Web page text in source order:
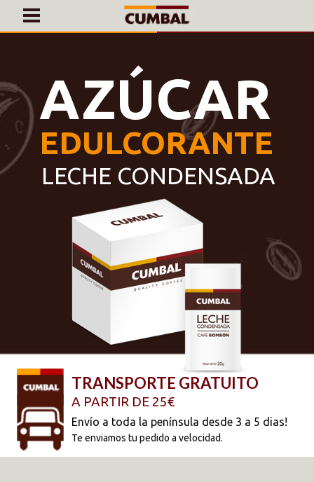
PRODUCTOS
CAFÉ EN BOLSAS DE 1KG
CONTACTO
¡AL GRANO!
MI CUENTA
¿ERES PROFESIONAL?